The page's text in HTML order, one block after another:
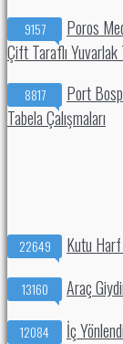
9157
Poros
Çift Taraflı Yuvarlak
8817
Port
Tabela Çalışmaları
22649 Kutu Harf
13160 Araç
12084 İç